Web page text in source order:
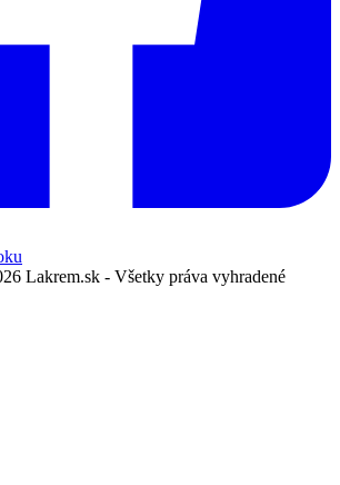
Lakrem.sk - Všetky práva vyhradené